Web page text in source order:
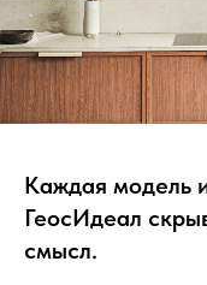
Каждая модель
ГеосИдеал
смысл.